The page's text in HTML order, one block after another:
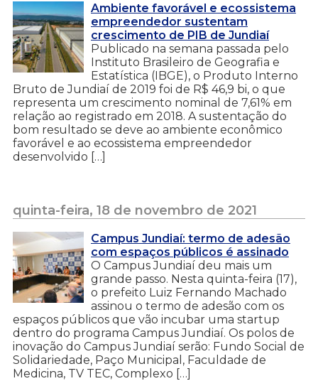
Ambiente favorável e ecossistema
empreendedor sustentam
crescimento de PIB de Jundiaí
Publicado na semana passada pelo
Instituto Brasileiro de Geografia e
Estatística (IBGE), o Produto Interno
Bruto de Jundiaí de 2019 foi de R$ 46,9 bi, o que
representa um crescimento nominal de 7,61% em
relação ao registrado em 2018. A sustentação do
bom resultado se deve ao ambiente econômico
favorável e ao ecossistema empreendedor
desenvolvido […]
quinta-feira, 18 de novembro de 2021
Campus Jundiaí: termo de adesão
com espaços públicos é assinado
O Campus Jundiaí deu mais um
grande passo. Nesta quinta-feira (17),
o prefeito Luiz Fernando Machado
assinou o termo de adesão com os
espaços públicos que vão incubar uma startup
dentro do programa Campus Jundiaí. Os polos de
inovação do Campus Jundiaí serão: Fundo Social de
Solidariedade, Paço Municipal, Faculdade de
Medicina, TV TEC, Complexo […]